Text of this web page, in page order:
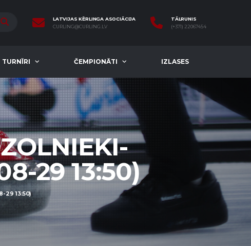
LATVIJAS KĒRLINGA ASOCIĀCIJA
CURLING@CURLING.LV
TĀLRUNIS
(+371) 22067454
TURNĪRI ČEMPIONĀTI IZLASES
29 13:50)
29 13:50)